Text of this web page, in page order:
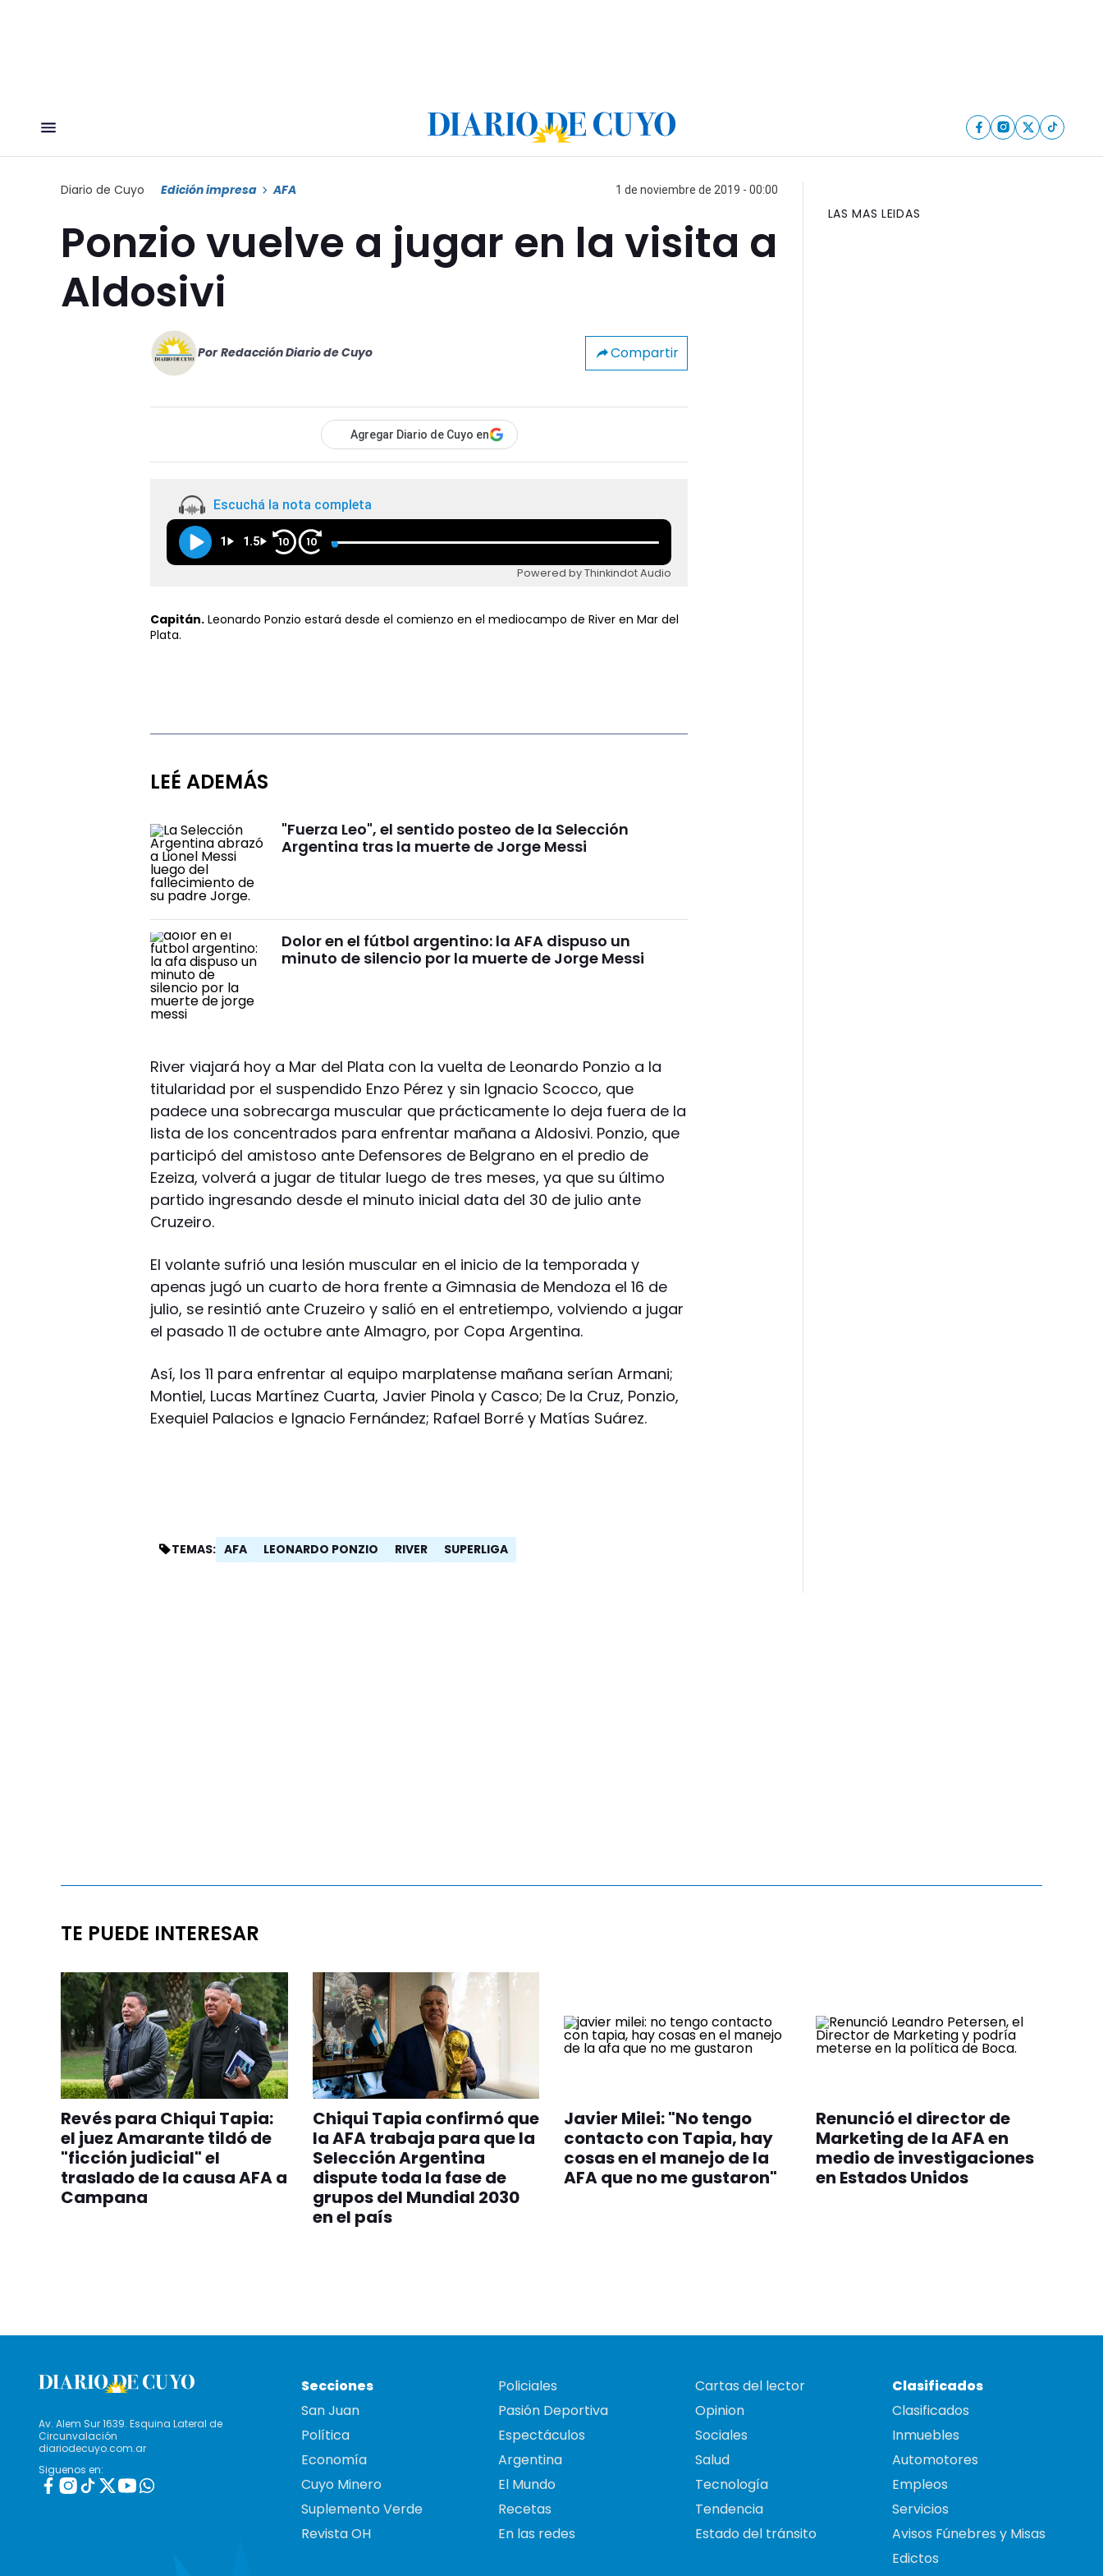
Diario de Cuyo Edición impresa AFA 1 de noviembre de 2019 - 00:00
Ponzio vuelve a jugar en la visita a
Aldosivi
Por Redacción Diario de Cuyo Compartir
Agregar Diario de Cuyo en
Escuchá la nota completa
1 1.5 10 10
Powered by Thinkindot Audio
Capitán. Leonardo Ponzio estará desde el comienzo en el mediocampo de River en Mar del
Plata.
LEÉ ADEMÁS
"Fuerza Leo", el sentido posteo de la Selección
Argentina tras la muerte de Jorge Messi
Dolor en el fútbol argentino: la AFA dispuso un
minuto de silencio por la muerte de Jorge Messi
River viajará hoy a Mar del Plata con la vuelta de Leonardo Ponzio a la
titularidad por el suspendido Enzo Pérez y sin Ignacio Scocco, que
padece una sobrecarga muscular que prácticamente lo deja fuera de la
lista de los concentrados para enfrentar mañana a Aldosivi. Ponzio, que
participó del amistoso ante Defensores de Belgrano en el predio de
Ezeiza, volverá a jugar de titular luego de tres meses, ya que su último
partido ingresando desde el minuto inicial data del 30 de julio ante
Cruzeiro.
El volante sufrió una lesión muscular en el inicio de la temporada y
apenas jugó un cuarto de hora frente a Gimnasia de Mendoza el 16 de
julio, se resintió ante Cruzeiro y salió en el entretiempo, volviendo a jugar
el pasado 11 de octubre ante Almagro, por Copa Argentina.
Así, los 11 para enfrentar al equipo marplatense mañana serían Armani;
Montiel, Lucas Martínez Cuarta, Javier Pinola y Casco; De la Cruz, Ponzio,
Exequiel Palacios e Ignacio Fernández; Rafael Borré y Matías Suárez.
TEMAS: AFA LEONARDO PONZIO RIVER SUPERLIGA
LAS MAS LEIDAS
TE PUEDE INTERESAR
Revés para Chiqui Tapia:
el juez Amarante tildó de
"ficción judicial" el
traslado de la causa AFA a
Campana
Chiqui Tapia confirmó que
la AFA trabaja para que la
Selección Argentina
dispute toda la fase de
grupos del Mundial 2030
en el país
Javier Milei: "No tengo
contacto con Tapia, hay
cosas en el manejo de la
AFA que no me gustaron"
Renunció el director de
Marketing de la AFA en
medio de investigaciones
en Estados Unidos
Av. Alem Sur 1639. Esquina Lateral de
Circunvalación
diariodecuyo.com.ar
Siguenos en:
Secciones
San Juan
Política
Economía
Cuyo Minero
Suplemento Verde
Revista OH
Policiales
Pasión Deportiva
Espectáculos
Argentina
El Mundo
Recetas
En las redes
Cartas del lector
Opinion
Sociales
Salud
Tecnología
Tendencia
Estado del tránsito
Clasificados
Clasificados
Inmuebles
Automotores
Empleos
Servicios
Avisos Fúnebres y Misas
Edictos